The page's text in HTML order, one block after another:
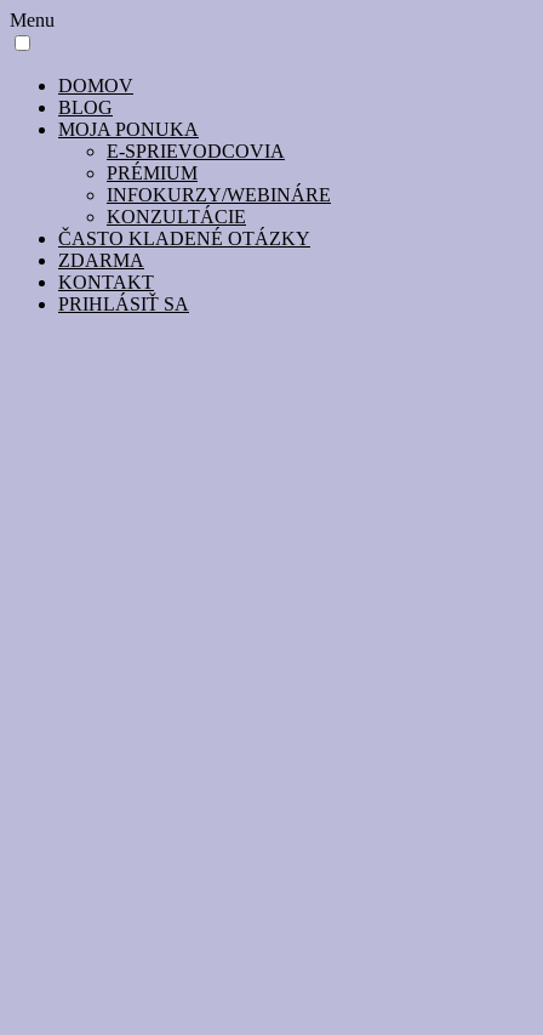
Menu
DOMOV
BLOG
MOJA PONUKA
E-SPRIEVODCOVIA
PRÉMIUM
INFOKURZY/WEBINÁRE
KONZULTÁCIE
ČASTO KLADENÉ OTÁZKY
ZDARMA
KONTAKT
PRIHLÁSIŤ SA